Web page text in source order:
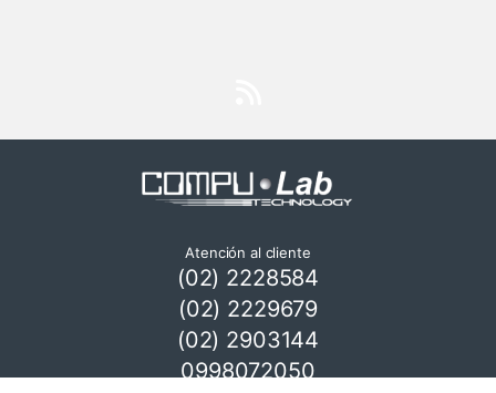
Atención al cliente
(02) 2228584
(02) 2229679
(02) 2903144
0998072050